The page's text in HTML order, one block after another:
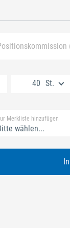
St.
Merkliste hinzufügen
wählen...